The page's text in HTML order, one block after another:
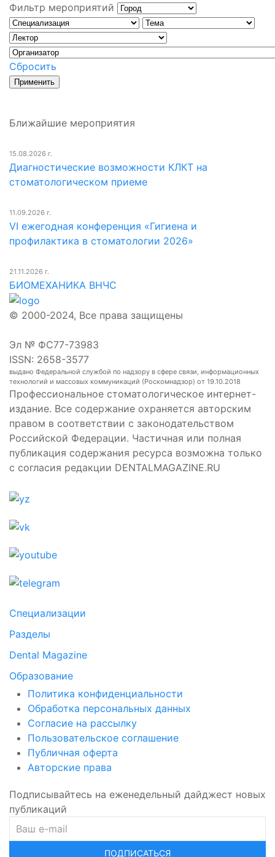
Фильтр мероприятий
Сбросить
Ближайшие мероприятия
15.08.2026 г.
Диагностические возможности КЛКТ на
стоматологическом приеме
11.09.2026 г.
VI ежегодная конференция «Гигиена и
профилактика в стоматологии 2026»
21.11.2026 г.
БИОМЕХАНИКА ВНЧС
© 2000-2024, Все права защищены
Эл № ФС77-73983
ISSN: 2658-3577
выдано Федеральной службой по надзору в сфере связи, информационных
технологий и массовых коммуникаций (Роскомнадзор) от 19.10.2018
Профессиональное стоматологическое интернет-
издание. Все содержание охраняется авторским
правом в соответствии с законодательством
Российской Федерации. Частичная или полная
публикация содержания ресурса возможна только
с согласия редакции DENTALMAGAZINE.RU
Специализации
Разделы
Dental Magazine
Образование
Политика конфиденциальности
Обработка персональных данных
Согласие на рассылку
Пользовательское соглашение
Публичная оферта
Авторские права
Подписывайтесь на еженедельный дайджест новых
публикаций
ПОДПИСАТЬСЯ